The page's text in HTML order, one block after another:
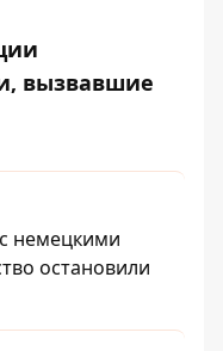
вызвавшие
немецкими
остановили